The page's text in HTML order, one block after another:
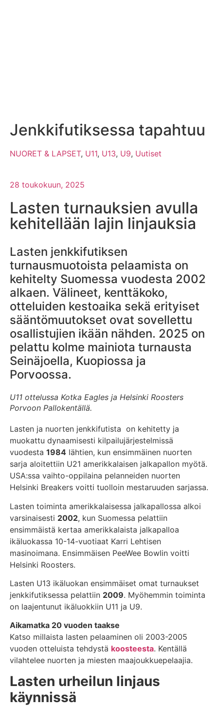
Jenkkifutiksessa tapahtuu
NUORET & LAPSET, U11, U13, U9, Uutiset
28 toukokuun, 2025
Lasten turnauksien avulla
kehitellään lajin linjauksia
Lasten jenkkifutiksen
turnausmuotoista pelaamista on
kehitelty Suomessa vuodesta 2002
alkaen. Välineet, kenttäkoko,
otteluiden kestoaika sekä erityiset
sääntömuutokset ovat sovellettu
osallistujien ikään nähden. 2025 on
pelattu kolme mainiota turnausta
Seinäjoella, Kuopiossa ja
Porvoossa.
U11 ottelussa Kotka Eagles ja Helsinki Roosters
Porvoon Pallokentällä.
Lasten ja nuorten jenkkifutista on kehitetty ja
muokattu dynaamisesti kilpailujärjestelmissä
vuodesta 1984 lähtien, kun ensimmäinen nuorten
sarja aloitettiin U21 amerikkalaisen jalkapallon myötä.
USA:ssa vaihto-oppilaina pelanneiden nuorten
Helsinki Breakers voitti tuolloin mestaruuden sarjassa.
Lasten toiminta amerikkalaisessa jalkapallossa alkoi
varsinaisesti 2002, kun Suomessa pelattiin
ensimmäistä kertaa amerikkalaista jalkapalloa
ikäluokassa 10-14-vuotiaat Karri Lehtisen
masinoimana. Ensimmäisen PeeWee Bowlin voitti
Helsinki Roosters.
Lasten U13 ikäluokan ensimmäiset omat turnaukset
jenkkifutiksessa pelattiin 2009. Myöhemmin toiminta
on laajentunut ikäluokkiin U11 ja U9.
Aikamatka 20 vuoden taakse
Katso millaista lasten pelaaminen oli 2003-2005
vuoden otteluista tehdystä koosteesta. Kentällä
vilahtelee nuorten ja miesten maajoukkuepelaajia.
Lasten urheilun linjaus
käynnissä